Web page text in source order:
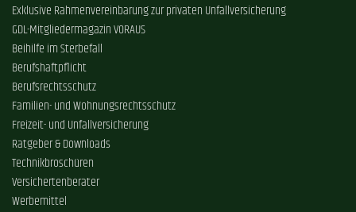
Exklusive Rahmenvereinbarung zur privaten Unfallversicherung
GDL-Mitgliedermagazin VORAUS
Beihilfe im Sterbefall
Berufshaftpflicht
Berufsrechtsschutz
Familien- und Wohnungsrechtsschutz
Freizeit- und Unfallversicherung
Ratgeber & Downloads
Technikbroschüren
Versichertenberater
Werbemittel